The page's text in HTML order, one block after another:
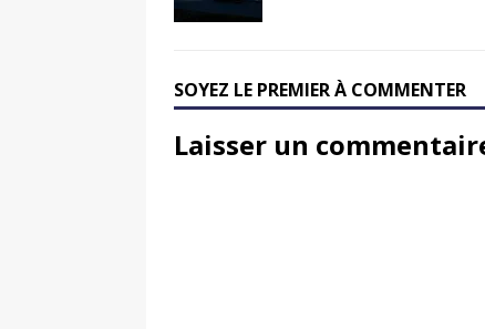
SOYEZ LE PREMIER À COMMENTER
Laisser un